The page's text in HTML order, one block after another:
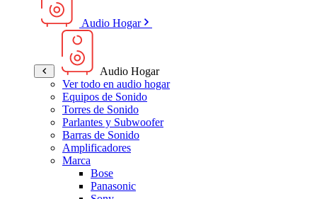
Audio Hogar
Audio Hogar
Ver todo en audio hogar
Equipos de Sonido
Torres de Sonido
Parlantes y Subwoofer
Barras de Sonido
Amplificadores
Marca
Bose
Panasonic